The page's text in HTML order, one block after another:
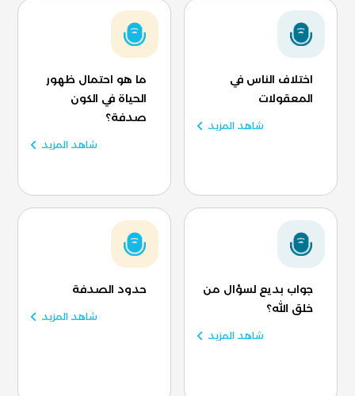
اختلاف الناس في
المعقولات
شاهد المزيد
ما هو احتمال ظهور
الحياة في الكون
صدفة؟
شاهد المزيد
جواب بديع لسؤال من
خلق الله؟
شاهد المزيد
حدود الصدفة
شاهد المزيد